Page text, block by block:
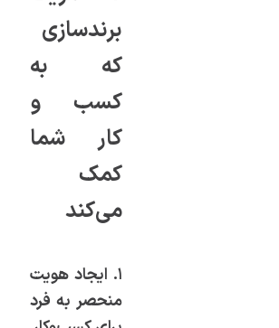
برندسازی
که به
کسب و
کار شما
کمک
می‌کند
۱. ایجاد هویت
منحصر به فرد